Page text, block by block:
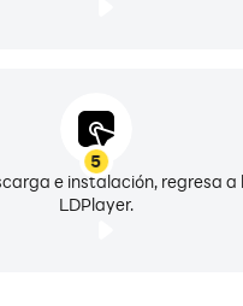
5
e instalación, regresa a
LDPlayer.